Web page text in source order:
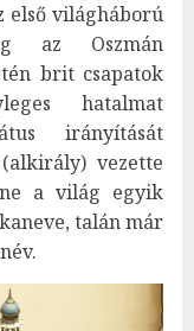
első világháború
az Oszmán
brit csapatok
hatalmat
irányítását
vezette
a világ egyik
talán már